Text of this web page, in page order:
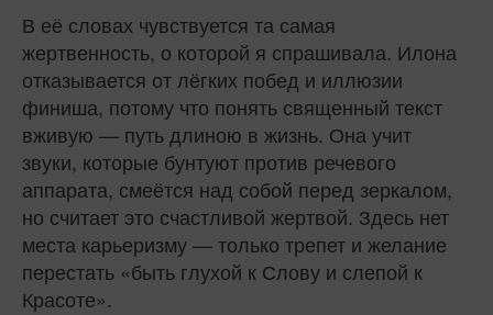
В её словах чувствуется та самая
жертвенность, о которой я спрашивала. Илона
отказывается от лёгких побед и иллюзии
финиша, потому что понять священный текст
вживую — путь длиною в жизнь. Она учит
звуки, которые бунтуют против речевого
аппарата, смеётся над собой перед зеркалом,
но считает это счастливой жертвой. Здесь нет
места карьеризму — только трепет и желание
перестать «быть глухой к Слову и слепой к
Красоте».